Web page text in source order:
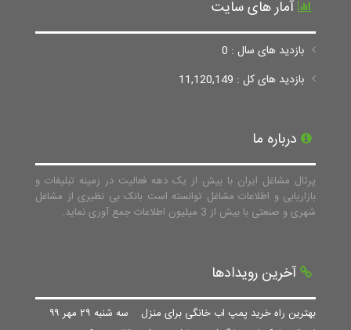
آمار های سایت
بازدید های سال : 0
بازدید های کل : 11,120,149
درباره ما
پرتال مشاغل ایران با بیش از یک دهه فعالیت در زمینه تبلیغات و
بازاریابی و اطلاعات مشاغل توانسته است بانک بی نظیری از مشاغل
شهری و صنعتی با بیش از 3 میلیون اطلاعات جمع آوری نماید.
آخرین رویدادها
بهترین راه خرید پمپ اب خانگی برای منزل سه شنبه ۲۹ مهر ۹۹